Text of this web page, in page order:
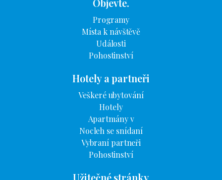
Programy
Místa k návštěvě
Události
Pohostinství
Hotely a partneři
Veškeré ubytování
Hotely
Apartmány v
Nocleh se snídaní
Vybraní partneři
Pohostinství
Užitečné stránky